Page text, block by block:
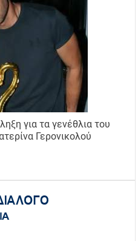
για τα γενέθλια του
Γερονικολού